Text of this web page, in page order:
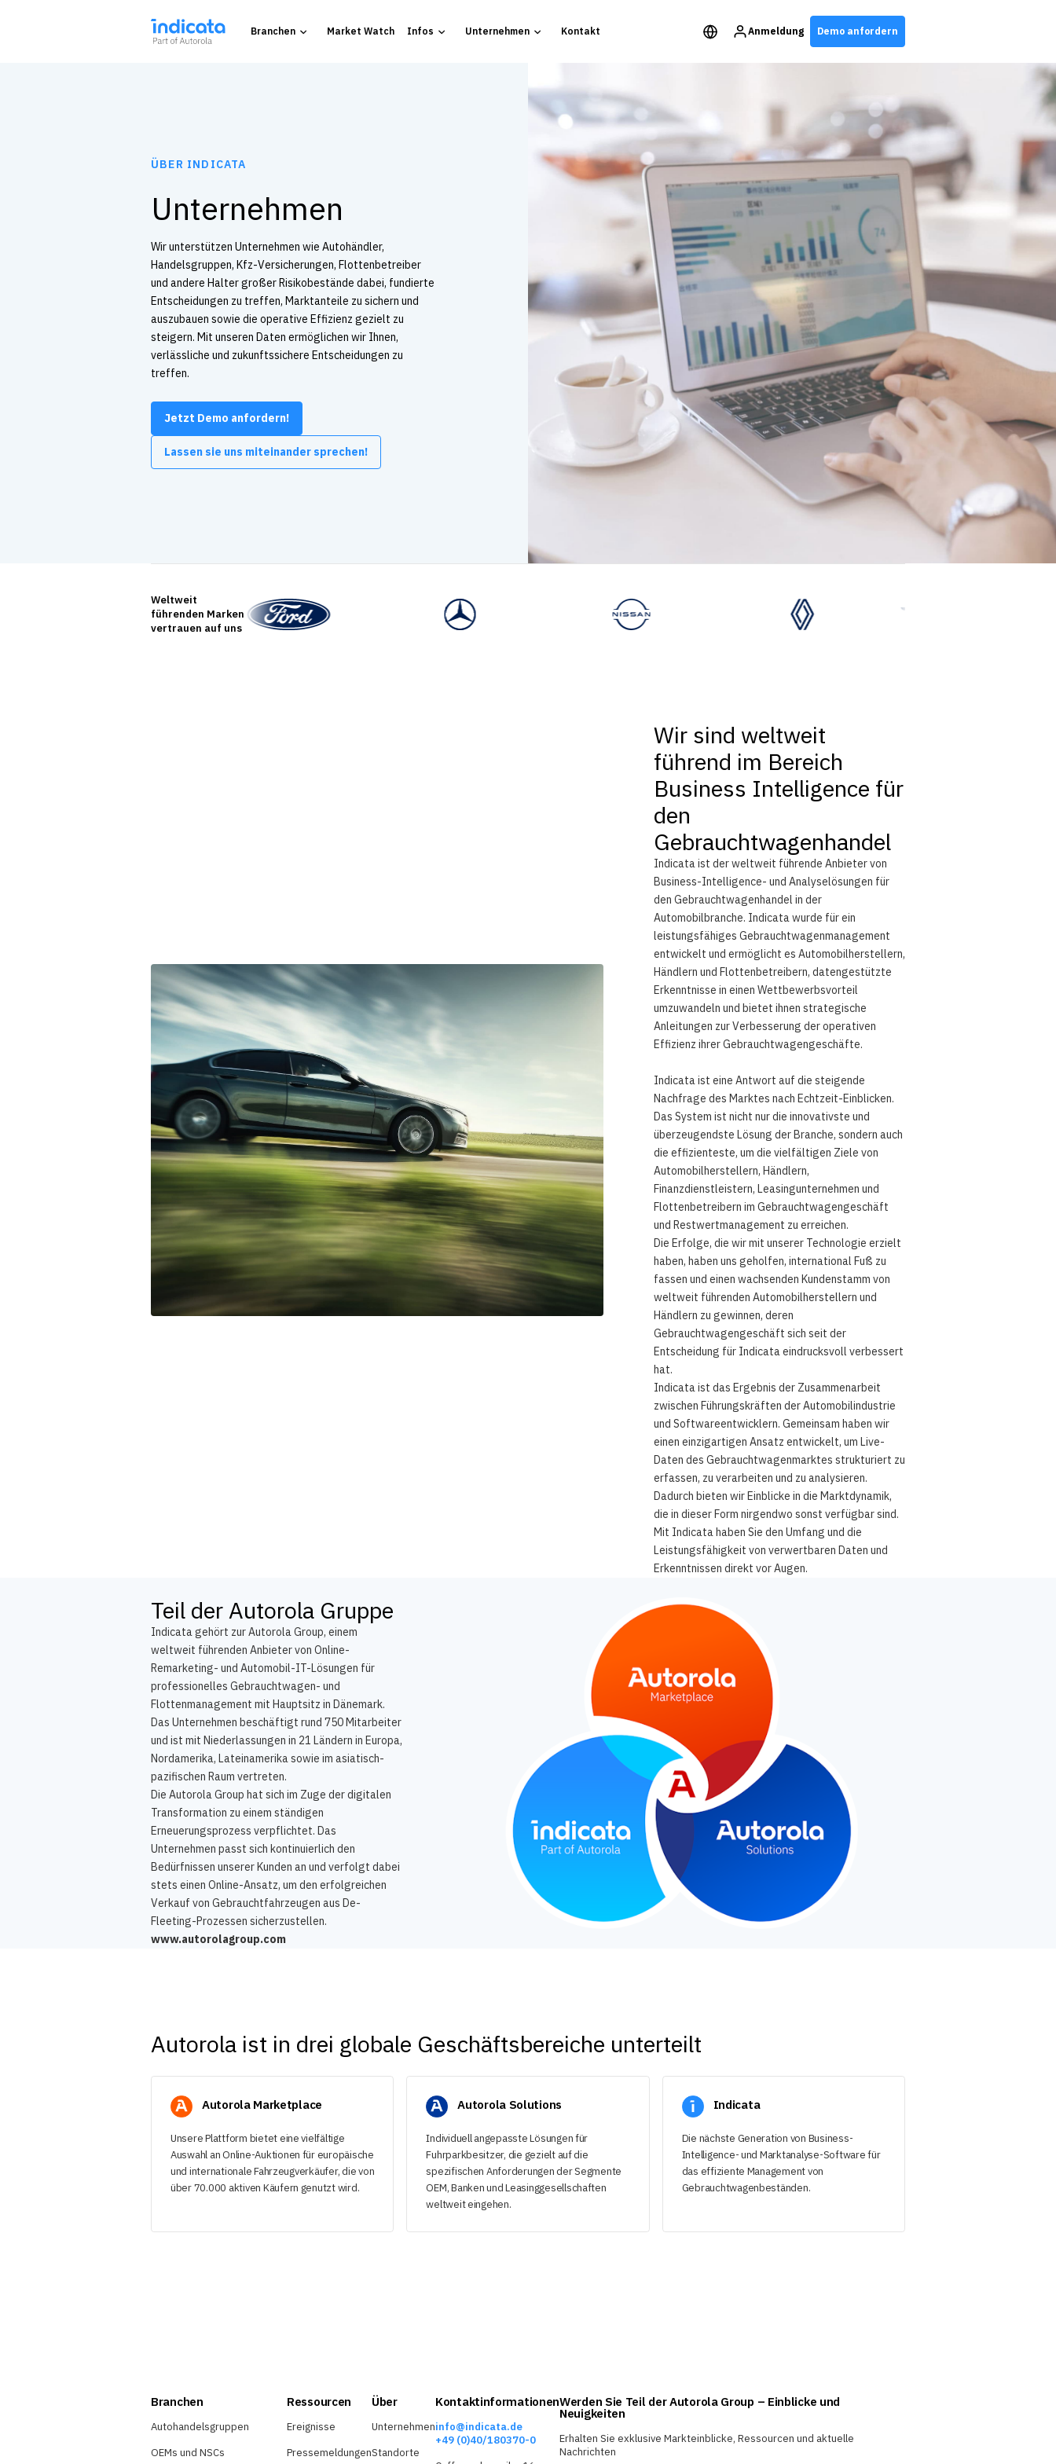
Branchen Market Watch Infos Unternehmen Kontakt Anmeldung Demo anfordern
ÜBER INDICATA
Unternehmen
Wir unterstützen Unternehmen wie Autohändler,
Handelsgruppen, Kfz-Versicherungen, Flottenbetreiber
und andere Halter großer Risikobestände dabei, fundierte
Entscheidungen zu treffen, Marktanteile zu sichern und
auszubauen sowie die operative Effizienz gezielt zu
steigern. Mit unseren Daten ermöglichen wir Ihnen,
verlässliche und zukunftssichere Entscheidungen zu
treffen.
Jetzt Demo anfordern!
Lassen sie uns miteinander sprechen!
Weltweit
führenden Marken
vertrauen auf uns
Wir sind weltweit
führend im Bereich
Business Intelligence für
den
Gebrauchtwagenhandel
Indicata ist der weltweit führende Anbieter von
Business-Intelligence- und Analyselösungen für
den Gebrauchtwagenhandel in der
Automobilbranche. Indicata wurde für ein
leistungsfähiges Gebrauchtwagenmanagement
entwickelt und ermöglicht es Automobilherstellern,
Händlern und Flottenbetreibern, datengestützte
Erkenntnisse in einen Wettbewerbsvorteil
umzuwandeln und bietet ihnen strategische
Anleitungen zur Verbesserung der operativen
Effizienz ihrer Gebrauchtwagengeschäfte.
Indicata ist eine Antwort auf die steigende
Nachfrage des Marktes nach Echtzeit-Einblicken.
Das System ist nicht nur die innovativste und
überzeugendste Lösung der Branche, sondern auch
die effizienteste, um die vielfältigen Ziele von
Automobilherstellern, Händlern,
Finanzdienstleistern, Leasingunternehmen und
Flottenbetreibern im Gebrauchtwagengeschäft
und Restwertmanagement zu erreichen.
Die Erfolge, die wir mit unserer Technologie erzielt
haben, haben uns geholfen, international Fuß zu
fassen und einen wachsenden Kundenstamm von
weltweit führenden Automobilherstellern und
Händlern zu gewinnen, deren
Gebrauchtwagengeschäft sich seit der
Entscheidung für Indicata eindrucksvoll verbessert
hat.
Indicata ist das Ergebnis der Zusammenarbeit
zwischen Führungskräften der Automobilindustrie
und Softwareentwicklern. Gemeinsam haben wir
einen einzigartigen Ansatz entwickelt, um Live-
Daten des Gebrauchtwagenmarktes strukturiert zu
erfassen, zu verarbeiten und zu analysieren.
Dadurch bieten wir Einblicke in die Marktdynamik,
die in dieser Form nirgendwo sonst verfügbar sind.
Mit Indicata haben Sie den Umfang und die
Leistungsfähigkeit von verwertbaren Daten und
Erkenntnissen direkt vor Augen.
Teil der Autorola Gruppe
Indicata gehört zur Autorola Group, einem
weltweit führenden Anbieter von Online-
Remarketing- und Automobil-IT-Lösungen für
professionelles Gebrauchtwagen- und
Flottenmanagement mit Hauptsitz in Dänemark.
Das Unternehmen beschäftigt rund 750 Mitarbeiter
und ist mit Niederlassungen in 21 Ländern in Europa,
Nordamerika, Lateinamerika sowie im asiatisch-
pazifischen Raum vertreten.
Die Autorola Group hat sich im Zuge der digitalen
Transformation zu einem ständigen
Erneuerungsprozess verpflichtet. Das
Unternehmen passt sich kontinuierlich den
Bedürfnissen unserer Kunden an und verfolgt dabei
stets einen Online-Ansatz, um den erfolgreichen
Verkauf von Gebrauchtfahrzeugen aus De-
Fleeting-Prozessen sicherzustellen.
www.autorolagroup.com
Autorola ist in drei globale Geschäftsbereiche unterteilt
Autorola Marketplace
Unsere Plattform bietet eine vielfältige
Auswahl an Online-Auktionen für europäische
und internationale Fahrzeugverkäufer, die von
über 70.000 aktiven Käufern genutzt wird.
Autorola Solutions
Individuell angepasste Lösungen für
Fuhrparkbesitzer, die gezielt auf die
spezifischen Anforderungen der Segmente
OEM, Banken und Leasinggesellschaften
weltweit eingehen.
Indicata
Die nächste Generation von Business-
Intelligence- und Marktanalyse-Software für
das effiziente Management von
Gebrauchtwagenbeständen.
Branchen
Autohandelsgruppen
OEMs und NSCs
Ressourcen
Ereignisse
Pressemeldungen
Über
Unternehmen
Standorte
Kontaktinformationen
info@indicata.de
+49 (0)40/180370-0
Werden Sie Teil der Autorola Group – Einblicke und
Neuigkeiten
Erhalten Sie exklusive Markteinblicke, Ressourcen und aktuelle
Nachrichten